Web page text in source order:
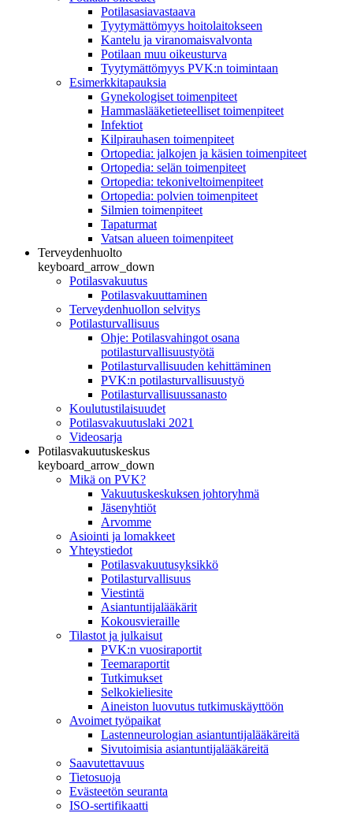
Potilasasiavastaava
Tyytymättömyys hoitolaitokseen
Kantelu ja viranomaisvalvonta
Potilaan muu oikeusturva
Tyytymättömyys PVK:n toimintaan
Esimerkkitapauksia
Gynekologiset toimenpiteet
Hammaslääketieteelliset toimenpiteet
Infektiot
Kilpirauhasen toimenpiteet
Ortopedia: jalkojen ja käsien toimenpiteet
Ortopedia: selän toimenpiteet
Ortopedia: tekoniveltoimenpiteet
Ortopedia: polvien toimenpiteet
Silmien toimenpiteet
Tapaturmat
Vatsan alueen toimenpiteet
Terveydenhuolto
keyboard_arrow_down
Potilasvakuutus
Potilasvakuuttaminen
Terveydenhuollon selvitys
Potilasturvallisuus
Ohje: Potilasvahingot osana
potilasturvallisuustyötä
Potilasturvallisuuden kehittäminen
PVK:n potilasturvallisuustyö
Potilasturvallisuussanasto
Koulutustilaisuudet
Potilasvakuutuslaki 2021
Videosarja
Potilasvakuutuskeskus
keyboard_arrow_down
Mikä on PVK?
Vakuutuskeskuksen johtoryhmä
Jäsenyhtiöt
Arvomme
Asiointi ja lomakkeet
Yhteystiedot
Potilasvakuutusyksikkö
Potilasturvallisuus
Viestintä
Asiantuntijalääkärit
Kokousvieraille
Tilastot ja julkaisut
PVK:n vuosiraportit
Teemaraportit
Tutkimukset
Selkokieliesite
Aineiston luovutus tutkimuskäyttöön
Avoimet työpaikat
Lastenneurologian asiantuntijalääkäreitä
Sivutoimisia asiantuntijalääkäreitä
Saavutettavuus
Tietosuoja
Evästeetön seuranta
ISO-sertifikaatti